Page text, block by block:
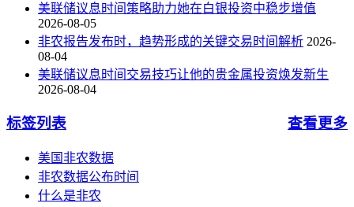
美联储议息时间策略助力她在白银投资中稳步增值
2026-08-05
非农报告发布时，趋势形成的关键交易时间解析 2026-
08-04
美联储议息时间交易技巧让他的贵金属投资焕发新生
2026-08-04
标签列表 查看更多
美国非农数据
非农数据公布时间
什么是非农